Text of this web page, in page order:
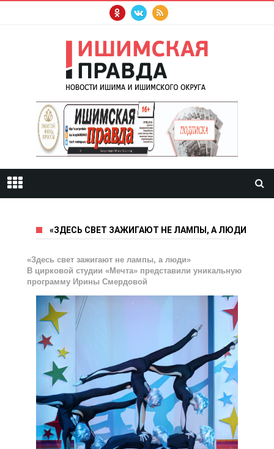
«ЗДЕСЬ СВЕТ ЗАЖИГАЮТ НЕ ЛАМПЫ, А ЛЮДИ» В
«Здесь свет зажигают не лампы, а люди»
В цирковой студии «Мечта» представили уникальную
программу Ирины Смердовой